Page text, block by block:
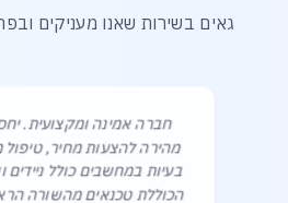
גאים בשירות שאנו מעניקים
חברה אמינה ומקצועית.
מהירה להצעות מחיר, טיפול
בעיות במחשבים כולל
הכוללת טכנאים מהשורה